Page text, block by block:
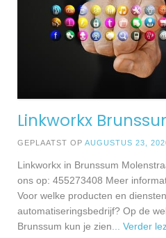
Linkworkx
GEPLAATST OP AUGUSTUS 23,
Linkworkx in Brunssum
ons op: 455273408 Meer
Voor welke producten en
automatiseringsbedrijf? Op de
Brunssum kun je zien... Verder